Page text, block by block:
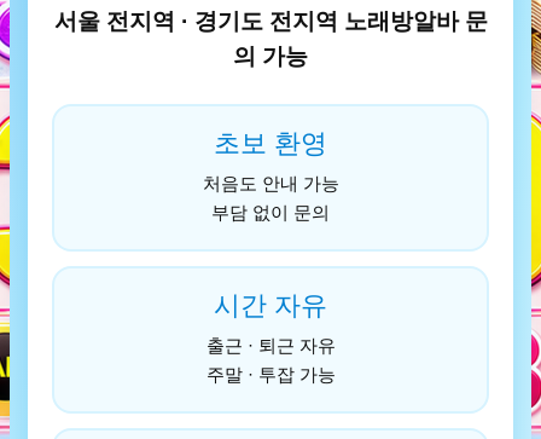
서울 전지역 · 경기도 전지역 노래방알바 문
의 가능
초보 환영
처음도 안내 가능
부담 없이 문의
시간 자유
출근 · 퇴근 자유
주말 · 투잡 가능